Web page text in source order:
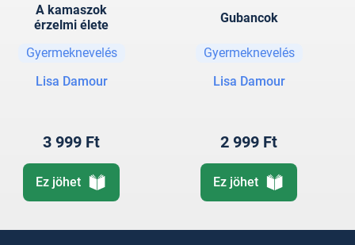
A kamaszok
érzelmi élete
Gyermeknevelés
Lisa Damour
3 999 Ft
Ez jöhet
Gubancok
Gyermeknevelés
Lisa Damour
2 999 Ft
Ez jöhet